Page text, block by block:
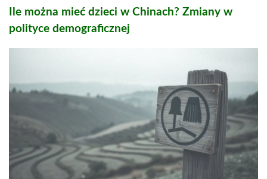
Ile można mieć dzieci w Chinach? Zmiany w
polityce demograficznej